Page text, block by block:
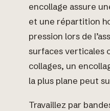
encollage assure
et une répartition
pression lors de
surfaces verticales
collages, un
la plus plane peut
Travaillez par